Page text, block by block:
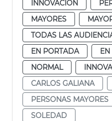
INNOVACIÓN
MAYORES
TODAS LAS
EN PORTADA
NORMAL
CARLOS GALIANA
PERSONAS MAYORES
SOLEDAD